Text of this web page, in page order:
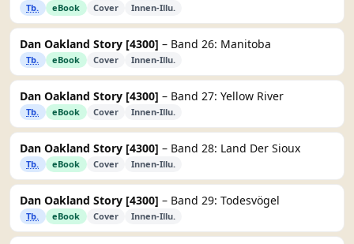
Tb. eBook Cover Innen-Illu.
Dan Oakland Story [4300] – Band 26: Manitoba
Tb. eBook Cover Innen-Illu.
Dan Oakland Story [4300] – Band 27: Yellow River
Tb. eBook Cover Innen-Illu.
Dan Oakland Story [4300] – Band 28: Land Der Sioux
Tb. eBook Cover Innen-Illu.
Dan Oakland Story [4300] – Band 29: Todesvögel
Tb. eBook Cover Innen-Illu.